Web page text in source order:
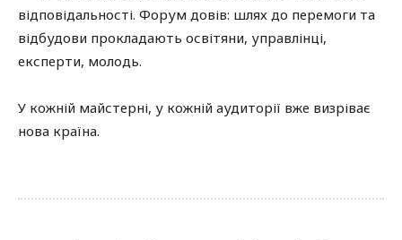
відповідальності. Форум довів: шлях до перемоги та
відбудови прокладають освітяни, управлінці,
експерти, молодь.
У кожній майстерні, у кожній аудиторії вже визріває
нова країна.